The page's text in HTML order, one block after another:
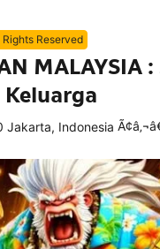
Rights Reserved
MALAYSIA
Jakarta, Indonesia